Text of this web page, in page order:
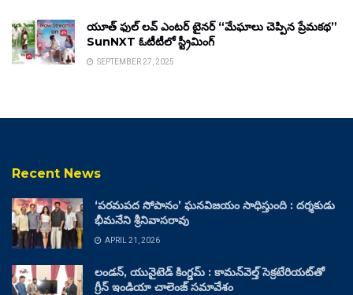
యూత్ ఫుల్ లవ్ ఎంటర్ టైనర్ “మేఘాలు చెప్పిన ప్రేమకథ”
SunNXT ఓటీటీలో స్ట్రీమింగ్
SEPTEMBER 27, 2025
Recent News
‘పరమపద సోపానం’ ఘనవిజయం సాధిస్తుంది : దర్శకుడు
భీమనేని శ్రీనివాసరావు
APRIL 21, 2026
లండన్, యునైటెడ్ కింగ్డమ్ : కామన్‌వెల్త్ సెక్రటేరియట్‌తో
గ్రీన్ ఇండియా చాలెంజ్ సమావేశం